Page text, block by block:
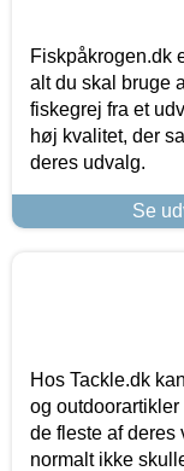
Fiskpåkrogen.dk
alt du skal bruge
fiskegrej fra et
høj kvalitet, der
deres udvalg.
Se
Hos Tackle.dk
og
de fleste af deres
normalt ikke